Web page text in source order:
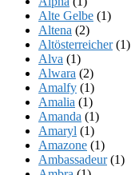
Alte Gelbe (1)
Altena (2)
Altösterreicher(1)
Alva (1)
Alwara (2)
Amalfy (1)
Amalia (1)
Amanda (1)
Amaryl (1)
Amazone (1)
Ambassadeur(1)